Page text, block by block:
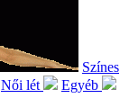
Színes
Női lét Egyéb